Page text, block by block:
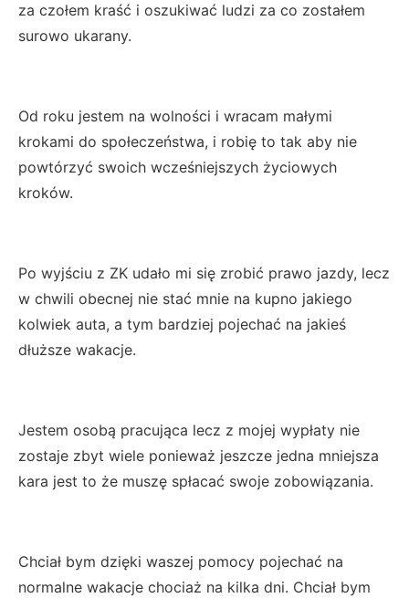
za czołem kraść i oszukiwać ludzi za co zostałem
surowo ukarany.
Od roku jestem na wolności i wracam małymi
krokami do społeczeństwa, i robię to tak aby nie
powtórzyć swoich wcześniejszych życiowych
kroków.
Po wyjściu z ZK udało mi się zrobić prawo jazdy, lecz
w chwili obecnej nie stać mnie na kupno jakiego
kolwiek auta, a tym bardziej pojechać na jakieś
dłuższe wakacje.
Jestem osobą pracująca lecz z mojej wypłaty nie
zostaje zbyt wiele ponieważ jeszcze jedna mniejsza
kara jest to że muszę spłacać swoje zobowiązania.
Chciał bym dzięki waszej pomocy pojechać na
normalne wakacje chociaż na kilka dni. Chciał bym